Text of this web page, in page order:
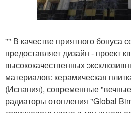
"" В качестве приятного бонуса
предоставляет дизайн - проект
высококачественных
материалов: керамическая
(Испания), современные
радиаторы отопления "Global